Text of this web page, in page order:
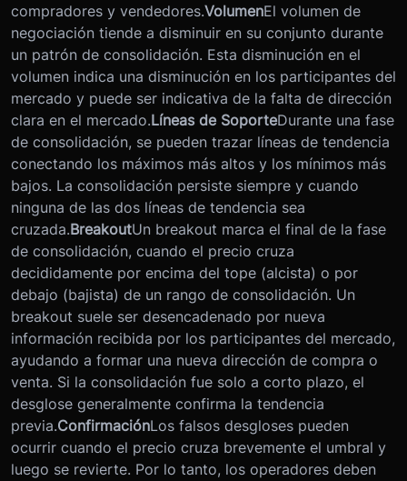
compradores y vendedores.VolumenEl volumen de
negociación tiende a disminuir en su conjunto durante
un patrón de consolidación. Esta disminución en el
volumen indica una disminución en los participantes del
mercado y puede ser indicativa de la falta de dirección
clara en el mercado.Líneas de SoporteDurante una fase
de consolidación, se pueden trazar líneas de tendencia
conectando los máximos más altos y los mínimos más
bajos. La consolidación persiste siempre y cuando
ninguna de las dos líneas de tendencia sea
cruzada.BreakoutUn breakout marca el final de la fase
de consolidación, cuando el precio cruza
decididamente por encima del tope (alcista) o por
debajo (bajista) de un rango de consolidación. Un
breakout suele ser desencadenado por nueva
información recibida por los participantes del mercado,
ayudando a formar una nueva dirección de compra o
venta. Si la consolidación fue solo a corto plazo, el
desglose generalmente confirma la tendencia
previa.ConfirmaciónLos falsos desgloses pueden
ocurrir cuando el precio cruza brevemente el umbral y
luego se revierte. Por lo tanto, los operadores deben